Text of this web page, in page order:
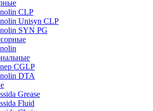
CLP
Unisyn CLP
SYN PG
CGLP
DTA
Grease
Fluid